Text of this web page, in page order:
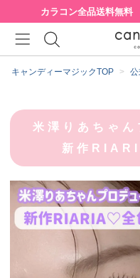
カラコン全品送料無料
キャンディーマジックTOP 公
米澤りあちゃ
新作